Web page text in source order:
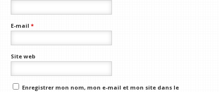
E-mail*
Site web
Enregistrer mon nom, mon e-mail et mon site dans le